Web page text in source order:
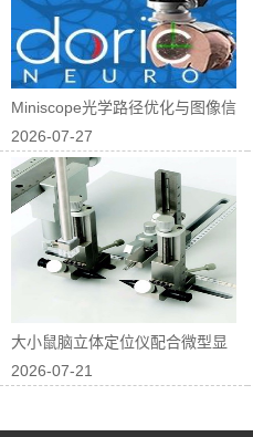
Miniscope光学路径优化与图像信
噪...
2026-07-27
大小鼠脑立体定位仪配合微型显
微镜进行在体...
2026-07-21